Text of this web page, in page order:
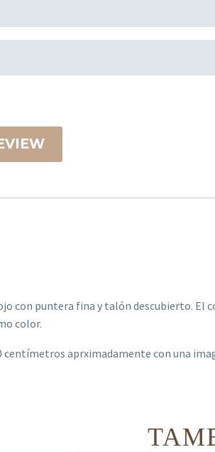
con puntera fina y talón descubierto.
color.
centímetros aprximadamente con una